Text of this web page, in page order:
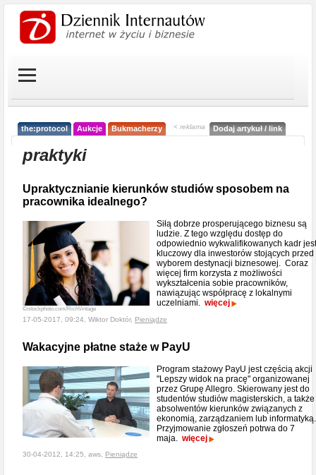
the:protocol Aukcje Bukmacherzy < reklama Dodaj artykuł / link
praktyki
Upraktycznianie kierunków studiów sposobem na
pracownika idealnego?
©istockphoto.com/RichVintage
Siłą dobrze prosperującego biznesu są
ludzie. Z tego względu dostęp do
odpowiednio wykwalifikowanych kadr jest
kluczowy dla inwestorów stojących przed
wyborem destynacji biznesowej. Coraz
więcej firm korzysta z możliwości
wykształcenia sobie pracowników,
nawiązując współpracę z lokalnymi
uczelniami. więcej
17-05-2017, 09:24, Wiktor Doktór, Pieniądze
Wakacyjne płatne staże w PayU
Program stażowy PayU jest częścią akcji
"Lepszy widok na pracę" organizowanej
przez Grupę Allegro. Skierowany jest do
studentów studiów magisterskich, a także
absolwentów kierunków związanych z
ekonomią, zarządzaniem lub informatyką.
Przyjmowanie zgłoszeń potrwa do 7
maja. więcej
30-04-2012, 14:25, aws, Pieniądze